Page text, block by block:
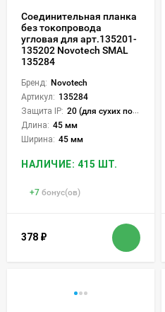
Соединительная планка
без токопровода
угловая для арт.135201-
135202 Novotech SMAL
135284
Бренд: Novotech
Артикул: 135284
Защита IP: 20 (для сухих пом.)
Длина: 45 мм
Ширина: 45 мм
НАЛИЧИЕ: 415 ШТ.
+7 бонус(ов)
378 ₽